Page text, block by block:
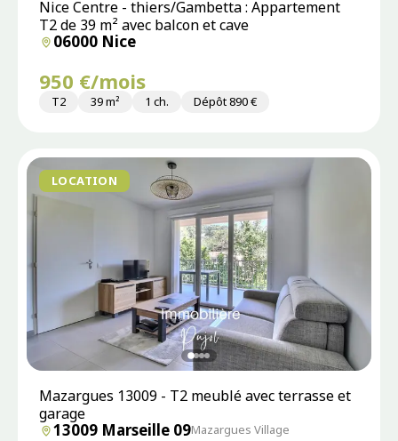
Nice Centre - thiers/Gambetta : Appartement
T2 de 39 m² avec balcon et cave
06000 Nice
950 €/mois
T2 39 m² 1 ch. Dépôt 890 €
LOCATION
Mazargues 13009 - T2 meublé avec terrasse et
garage
13009 Marseille 09Mazargues Village